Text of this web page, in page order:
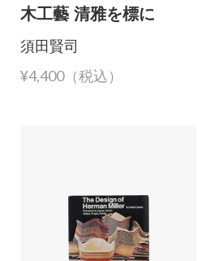
木工藝 清雅を標に
須田賢司
¥4,400（税込）